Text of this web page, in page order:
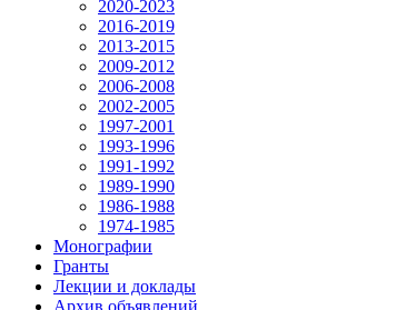
2020-2023
2016-2019
2013-2015
2009-2012
2006-2008
2002-2005
1997-2001
1993-1996
1991-1992
1989-1990
1986-1988
1974-1985
Монографии
Гранты
Лекции и доклады
Архив объявлений